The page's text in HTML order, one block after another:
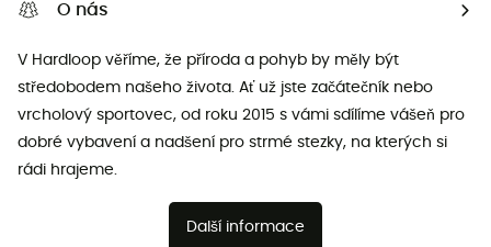
O nás
V Hardloop věříme, že příroda a pohyb by měly být
středobodem našeho života. Ať už jste začátečník nebo
vrcholový sportovec, od roku 2015 s vámi sdílíme vášeň pro
dobré vybavení a nadšení pro strmé stezky, na kterých si
rádi hrajeme.
Další informace